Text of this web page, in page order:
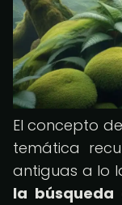
El concepto
temática
antiguas a lo
la